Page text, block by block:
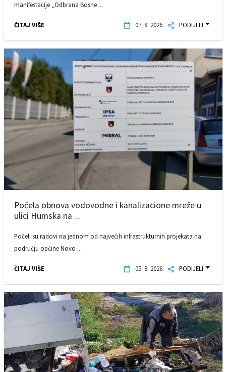
manifestacije „Odbrana Bosne ...
ČITAJ VIŠE 07. 8. 2026. PODIJELI
Počela obnova vodovodne i kanalizacione mreže u
ulici Humska na ...
Počeli su radovi na jednom od najvećih infrastrukturnih projekata na
području općine Novo ...
ČITAJ VIŠE 05. 8. 2026. PODIJELI